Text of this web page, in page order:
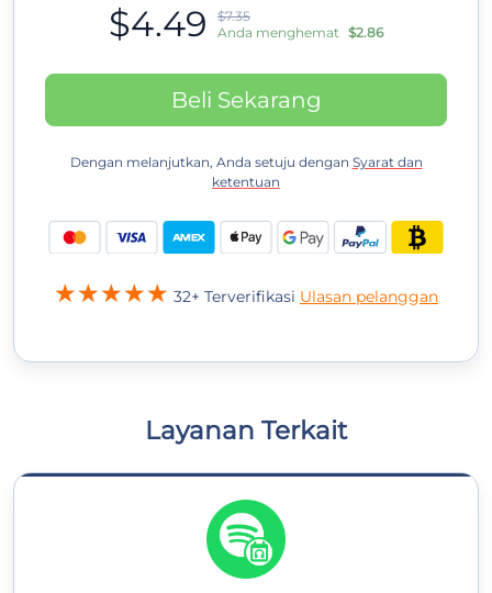
$4.49
$7.35
Anda menghemat $2.86
Beli Sekarang
Dengan melanjutkan, Anda setuju dengan Syarat dan
ketentuan
32+ Terverifikasi Ulasan pelanggan
Layanan Terkait